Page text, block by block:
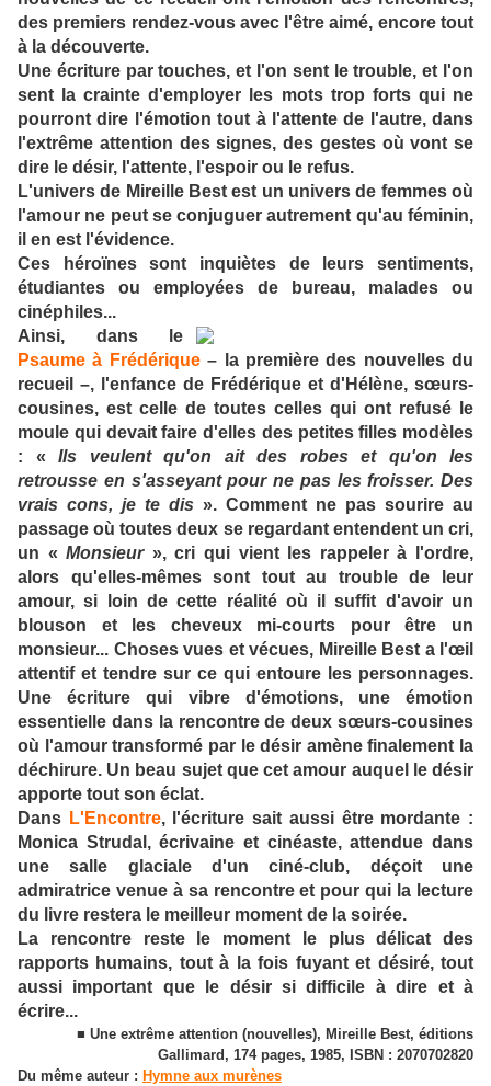
des premiers rendez-vous avec l'être aimé, encore tout
à la découverte.
Une écriture par touches, et l'on sent le trouble, et l'on
sent la crainte d'employer les mots trop forts qui ne
pourront dire l'émotion tout à l'attente de l'autre, dans
l'extrême attention des signes, des gestes où vont se
dire le désir, l'attente, l'espoir ou le refus.
L'univers de Mireille Best est un univers de femmes où
l'amour ne peut se conjuguer autrement qu'au féminin,
il en est l'évidence.
Ces héroïnes sont inquiètes de leurs sentiments,
étudiantes ou employées de bureau, malades ou
cinéphiles...
Ainsi, dans le
Psaume à Frédérique– la première des nouvelles du
recueil –, l'enfance de Frédérique et d'Hélène, sœurs-
cousines, est celle de toutes celles qui ont refusé le
moule qui devait faire d'elles des petites filles modèles
: « Ils veulent qu'on ait des robes et qu'on les
retrousse en s'asseyant pour ne pas les froisser. Des
vrais cons, je te dis ». Comment ne pas sourire au
passage où toutes deux se regardant entendent un cri,
un «Monsieur», cri qui vient les rappeler à l'ordre,
alors qu'elles-mêmes sont tout au trouble de leur
amour, si loin de cette réalité où il suffit d'avoir un
blouson et les cheveux mi-courts pour être un
monsieur... Choses vues et vécues, Mireille Best a l'œil
attentif et tendre sur ce qui entoure les personnages.
Une écriture qui vibre d'émotions, une émotion
essentielle dans la rencontre de deux sœurs-cousines
où l'amour transformé par le désir amène finalement la
déchirure. Un beau sujet que cet amour auquel le désir
apporte tout son éclat.
Dans L'Encontre, l'écriture sait aussi être mordante :
Monica Strudal, écrivaine et cinéaste, attendue dans
une salle glaciale d'un ciné-club, déçoit une
admiratrice venue à sa rencontre et pour qui la lecture
du livre restera le meilleur moment de la soirée.
La rencontre reste le moment le plus délicat des
rapports humains, tout à la fois fuyant et désiré, tout
aussi important que le désir si difficile à dire et à
écrire...
■ Une extrême attention (nouvelles), Mireille Best, éditions
Gallimard, 174 pages, 1985, ISBN : 2070702820
Du même auteur : Hymne aux murènes